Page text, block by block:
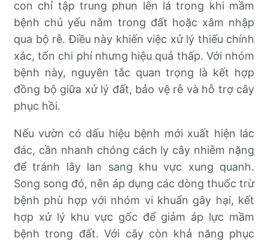
con chỉ tập trung phun lên lá trong khi mầm
bệnh chủ yếu nằm trong đất hoặc xâm nhập
qua bộ rễ. Điều này khiến việc xử lý thiếu chính
xác, tốn chi phí nhưng hiệu quả thấp. Với nhóm
bệnh này, nguyên tắc quan trọng là kết hợp
đồng bộ giữa xử lý đất, bảo vệ rễ và hỗ trợ cây
phục hồi.
Nếu vườn có dấu hiệu bệnh mới xuất hiện lác
đác, cần nhanh chóng cách ly cây nhiễm nặng
để tránh lây lan sang khu vực xung quanh.
Song song đó, nên áp dụng các dòng thuốc trừ
bệnh phù hợp với nhóm vi khuẩn gây hại, kết
hợp xử lý khu vực gốc để giảm áp lực mầm
bệnh trong đất. Với cây còn khả năng phục